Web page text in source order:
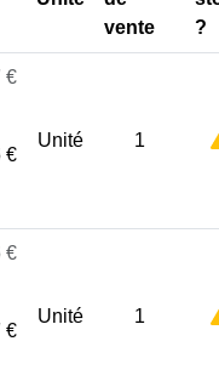
vente
?
€
€
Unité 1
€
€
Unité 1